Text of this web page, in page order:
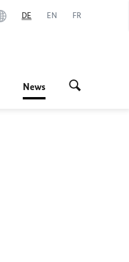
DE EN FR
News